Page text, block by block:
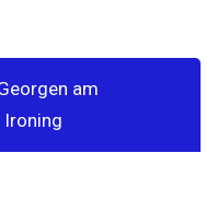
am
Ironing